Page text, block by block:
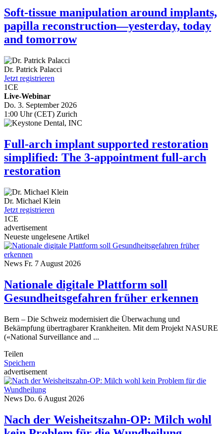
Soft-tissue manipulation around implants,
papilla reconstruction—yesterday, today
and tomorrow
Dr. Patrick Palacci
Jetzt registrieren
1CE
Live-Webinar
Do. 3. September 2026
1:00 Uhr (CET) Zurich
Full-arch implant supported restoration
simplified: The 3-appointment full-arch
restoration
Dr. Michael Klein
Jetzt registrieren
1CE
advertisement
Neueste ungelesene Artikel
News Fr. 7 August 2026
Nationale digitale Plattform soll
Gesundheitsgefahren früher erkennen
Bern – Die Schweiz modernisiert die Überwachung und
Bekämpfung übertragbarer Krankheiten. Mit dem Projekt NASURE
(«National Surveillance and ...
Teilen
Speichern
advertisement
News Do. 6 August 2026
Nach der Weisheitszahn-OP: Milch wohl